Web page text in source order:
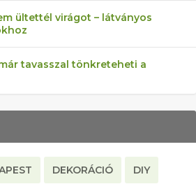
ültettél virágot – látványos
tavasszal tönkreteheti a
DEKORÁCIÓ DIY